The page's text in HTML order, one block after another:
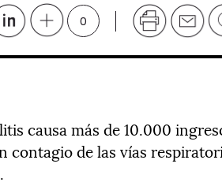
0
causa más de 10.000
contagio de las vías